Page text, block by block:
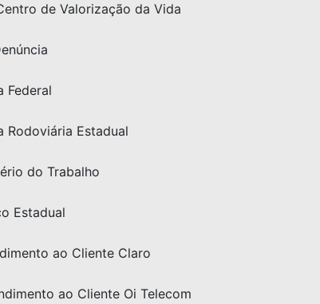
de Valorização da Vida
Federal
Rodoviária Estadual
do Trabalho
Estadual
ao Cliente Claro
ao Cliente Oi Telecom